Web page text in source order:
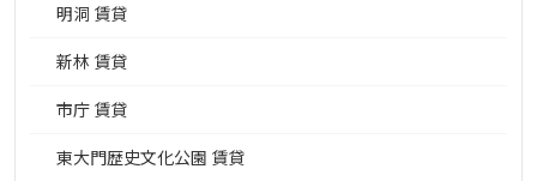
明洞 賃貸
新林 賃貸
市庁 賃貸
東大門歴史文化公園 賃貸